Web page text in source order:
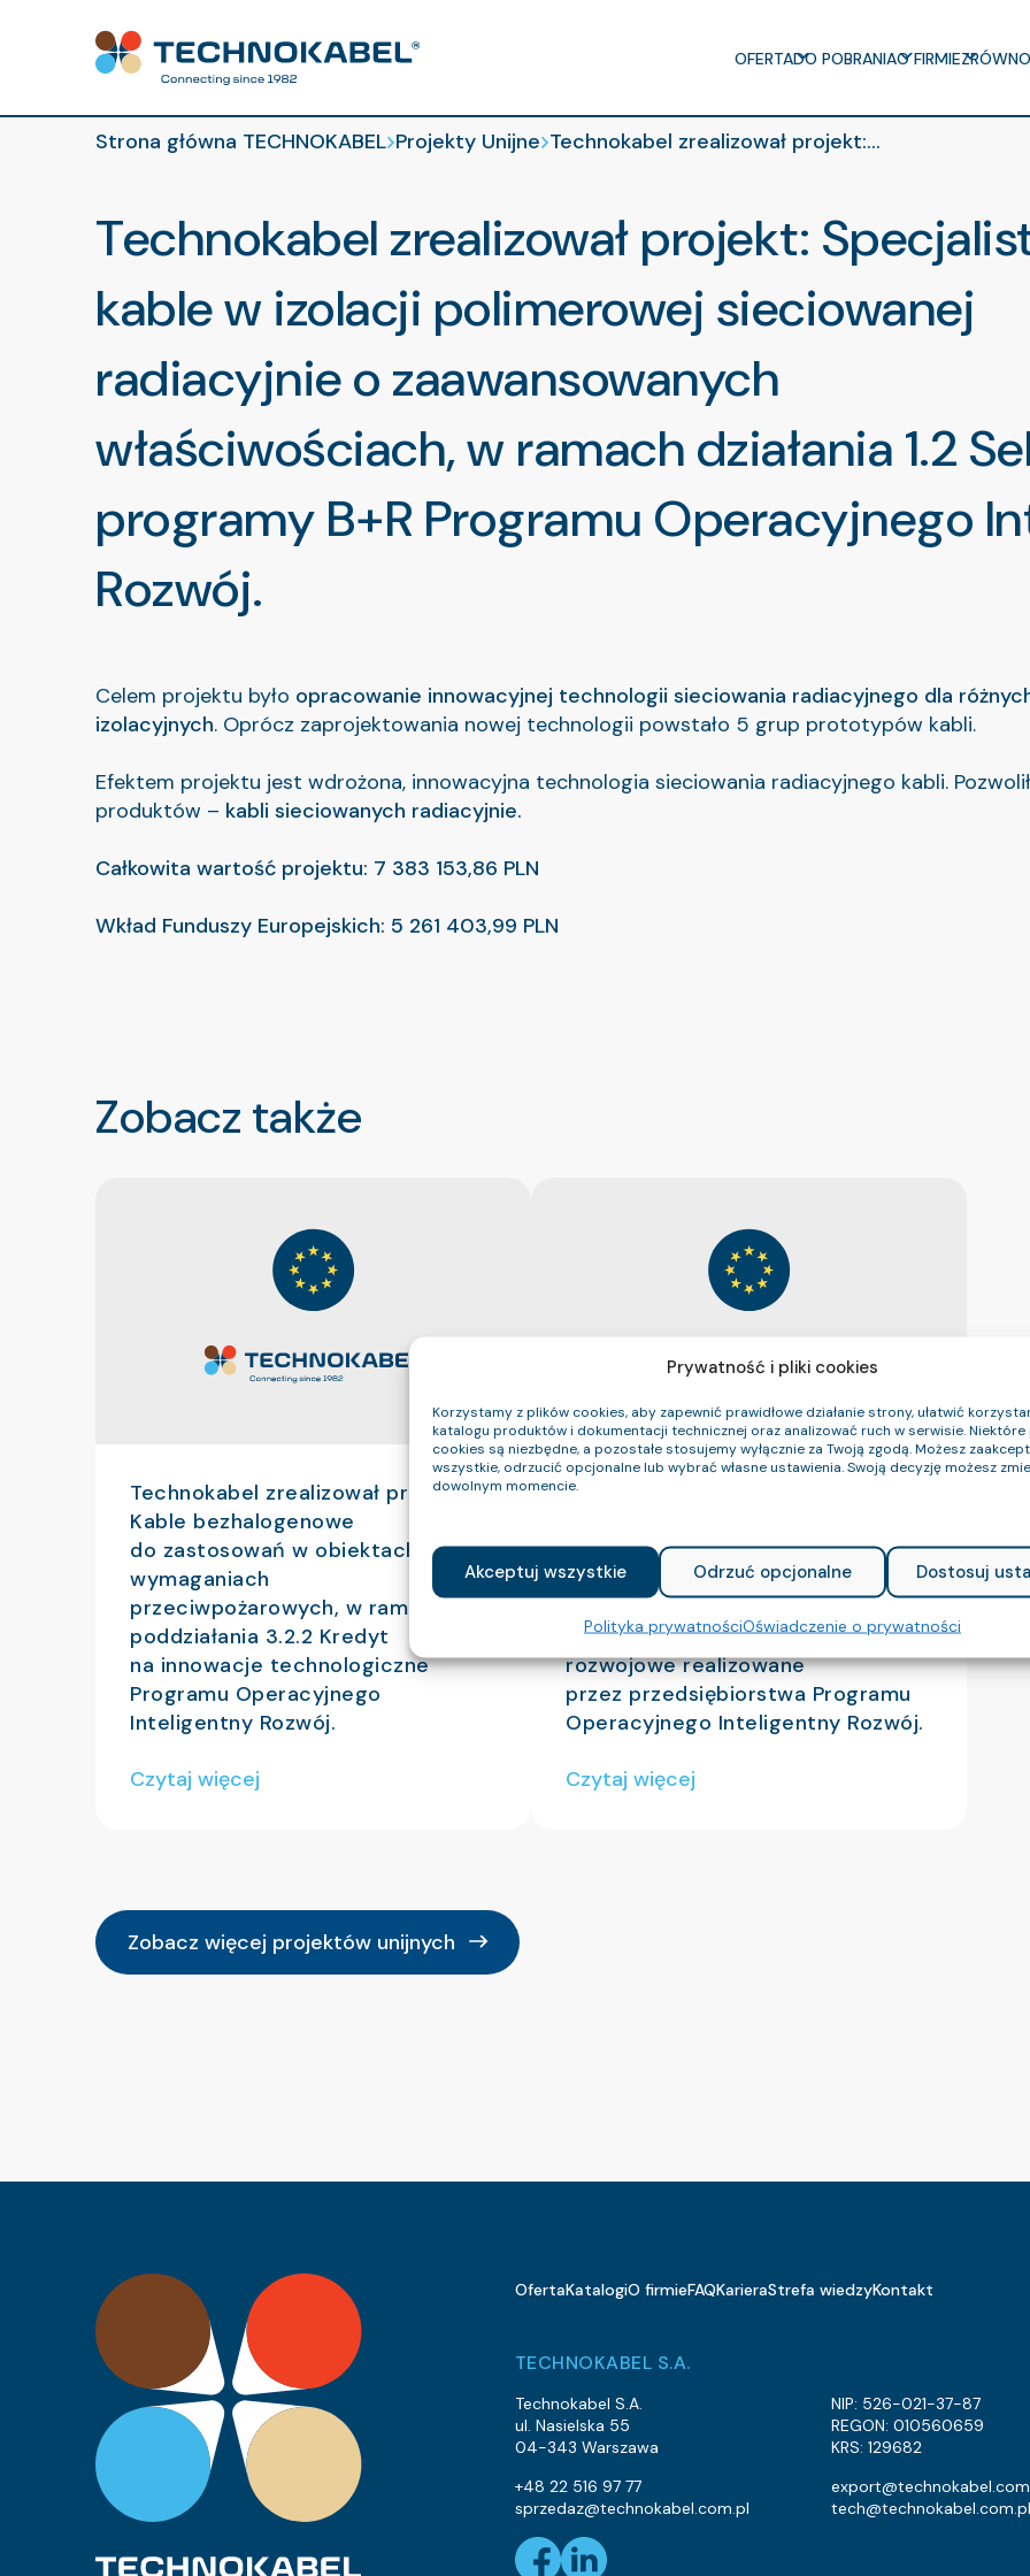
Prywatność i pliki cookies
Korzystamy z plików cookies, aby zapewnić prawidłowe działanie strony, ułatwić
katalogu produktów i dokumentacji technicznej oraz analizować ruch w serwisie. Niektóre
cookies są niezbędne, a pozostałe stosujemy wyłącznie za Twoją zgodą. Możesz
wszystkie, odrzucić opcjonalne lub wybrać własne ustawienia. Swoją decyzję możesz
dowolnym momencie.
Akceptuj wszystkie Odrzuć opcjonalne Dostosuj
Polityka prywatnościOświadczenie o prywatności
OFERTADO POBRANIAO FIRMIE
Strona główna TECHNOKABEL Projekty Unijne Technokabel zrealizował projekt:…
Technokabel zrealizował projekt:
kable w izolacji polimerowej sieciowanej
radiacyjnie o zaawansowanych
właściwościach, w ramach działania 1.2
programy B+R Programu Operacyjnego
Rozwój.
Celem projektu było opracowanie innowacyjnej technologii sieciowania radiacyjnego dla
izolacyjnych. Oprócz zaprojektowania nowej technologii powstało 5 grup prototypów kabli.
Efektem projektu jest wdrożona, innowacyjna technologia sieciowania radiacyjnego kabli.
produktów – kabli sieciowanych radiacyjnie.
Całkowita wartość projektu: 7 383 153,86 PLN
Wkład Funduszy Europejskich: 5 261 403,99 PLN
Zobacz także
Technokabel zrealizował projekt pt:
Kable bezhalogenowe
do zastosowań w obiektach o podwyższonych
wymaganiach
przeciwpożarowych, w ramach
poddziałania 3.2.2 Kredyt
na innowacje technologiczne
Programu Operacyjnego
Inteligentny Rozwój.
Czytaj więcej
Technokabel zrealizował projekt:
do zastosowań w wysoce
zaawansowanych dziedzinach
przemysłu, w ramach poddziałania
1.1.1 Badania przemysłowe i prace
rozwojowe realizowane
przez przedsiębiorstwa Programu
Operacyjnego Inteligentny Rozwój.
Czytaj więcej
Zobacz więcej projektów unijnych
OfertaKatalogiO firmieFAQKarieraStrefa wiedzyKontakt
TECHNOKABEL S.A.
Technokabel S.A.
ul. Nasielska 55
04-343 Warszawa
+48 22 516 97 77
sprzedaz@technokabel.com.pl
NIP: 526-021-37-87
REGON: 010560659
KRS: 129682
tech@technokabel.com.pl